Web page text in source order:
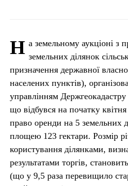
Н а земельному аукціоні з
земельних ділянок
призначення державної
населених пунктів),
управлінням Держгеокадастру
що відбувся на початку
право оренди на 5 земельних
площею 123 гектари. Розмір
користування ділянками,
результатами торгів,
(що у 9,5 раза перевищило